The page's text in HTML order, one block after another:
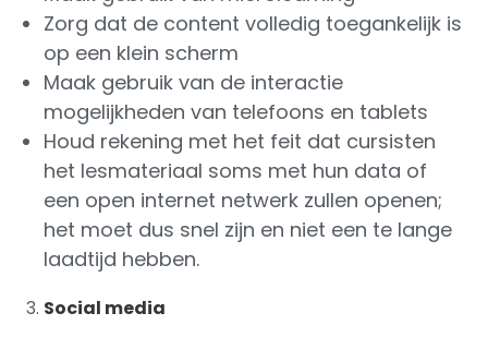
Zorg dat de content volledig toegankelijk is
op een klein scherm
Maak gebruik van de interactie
mogelijkheden van telefoons en tablets
Houd rekening met het feit dat cursisten
het lesmateriaal soms met hun data of
een open internet netwerk zullen openen;
het moet dus snel zijn en niet een te lange
laadtijd hebben.
Social media